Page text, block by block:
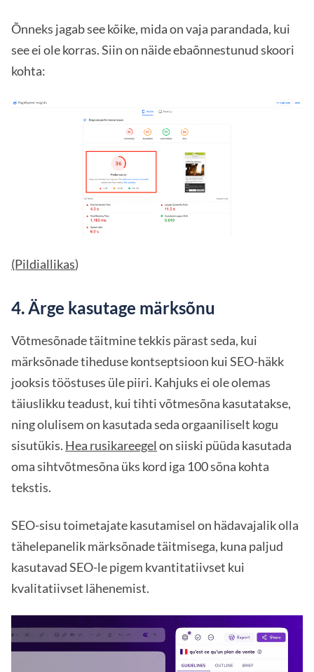
Õnneks jagab see kõike, mida on vaja parandada, kui
see ei ole korras. Siin on näide ebaõnnestunud skoori
kohta:
(Pildiallikas)
4. Ärge kasutage märksõnu
Võtmesõnade täitmine tekkis pärast seda, kui
märksõnade tiheduse kontseptsioon kui SEO-häkk
jooksis tööstuses üle piiri. Kahjuks ei ole olemas
täiuslikku teadust, kui tihti võtmesõna kasutatakse,
ning olulisem on kasutada seda orgaaniliselt kogu
sisutükis. Hea rusikareegel on siiski püüda kasutada
oma sihtvõtmesõna üks kord iga 100 sõna kohta
tekstis.
SEO-sisu toimetajate kasutamisel on hädavajalik olla
tähelepanelik märksõnade täitmisega, kuna paljud
kasutavad SEO-le pigem kvantitatiivset kui
kvalitatiivset lähenemist.